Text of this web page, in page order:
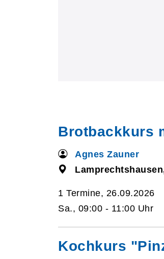
Brotbackkurs
Agnes Zauner
1 Termine, 26.09.2026
Sa., 09:00 - 11:00 Uhr
Kochkurs